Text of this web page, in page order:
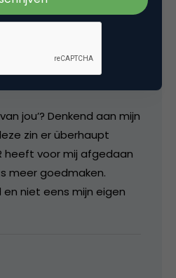
jou’? Denkend aan mijn
zin er überhaupt
heeft voor mij afgedaan
meer goedmaken.
niet eens mijn eigen